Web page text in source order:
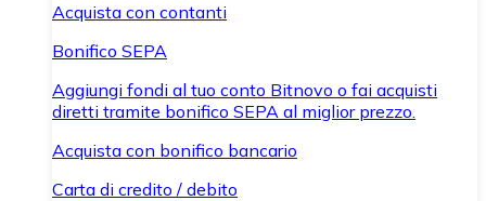
Acquista con contanti
Bonifico SEPA
Aggiungi fondi al tuo conto Bitnovo o fai acquisti
diretti tramite bonifico SEPA al miglior prezzo.
Acquista con bonifico bancario
Carta di credito / debito